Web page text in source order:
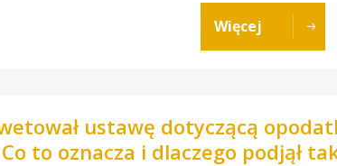
Więcej
ustawę dotyczącą
to oznacza i dlaczego podjął